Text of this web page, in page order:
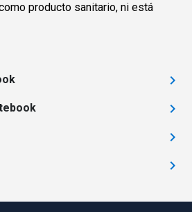
producto sanitario, ni está